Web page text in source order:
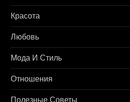
Красота
Любовь
Мода И Стиль
Отношения
Полезные Советы